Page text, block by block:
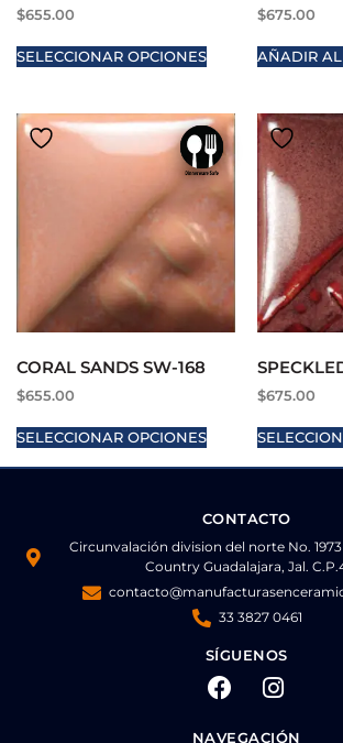
$655.00
SELECCIONAR OPCIONES
$675.00
AÑADIR AL
CORAL SANDS SW-168
$655.00
SELECCIONAR OPCIONES
$675.00
CONTACTO
Circunvalación division del norte No.
Country Guadalajara, Jal.
33 3827 0461
SÍGUENOS
NAVEGACIÓN